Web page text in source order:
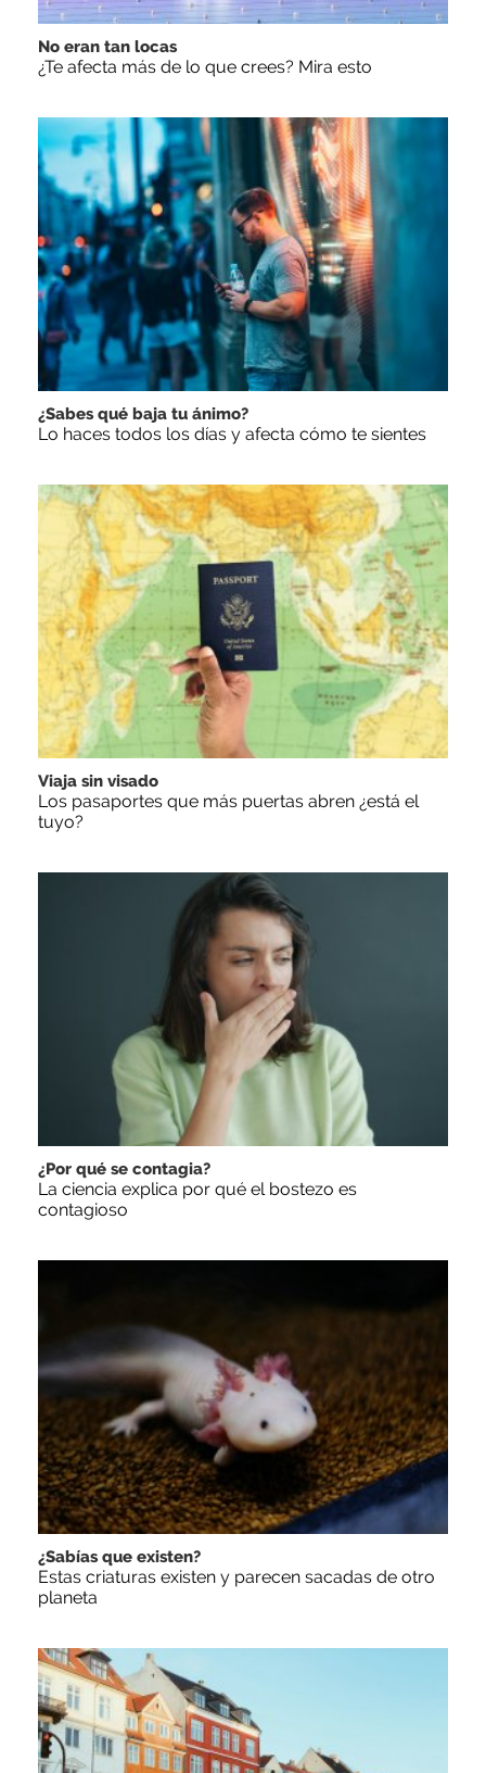
No eran tan locas
¿Te afecta más de lo que crees? Mira esto
¿Sabes qué baja tu ánimo?
Lo haces todos los días y afecta cómo te sientes
Viaja sin visado
Los pasaportes que más puertas abren ¿está el
tuyo?
¿Por qué se contagia?
La ciencia explica por qué el bostezo es
contagioso
¿Sabías que existen?
Estas criaturas existen y parecen sacadas de otro
planeta